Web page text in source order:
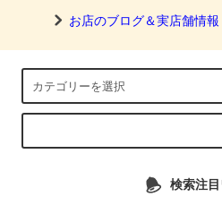
お店のブログ＆実店舗情報
検索注